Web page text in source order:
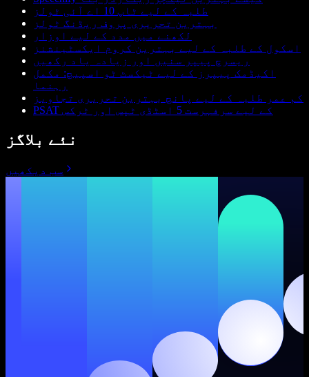
طلبہ کے لیے ٹاپ 10 اے آئی ٹولز
بہترین تحریری پروف ریڈنگ ٹولز
لکھنے میں مدد کے لیے اوزار
اسکول کے طلبہ کے لیے بہترین کروم ایکسٹینشنز
ریسرچ پیپر سنیں اور زیادہ یاد رکھیں
اکیڈمک پیپرز کے لیے ٹیکسٹ ٹو اسپیچ: مکمل
رہنما
کم عمر طلبہ کے لیے پانچ بہترین تحریری تجاویز
PSAT کے لیے سرفہرست 5 اسٹڈی ٹپس اور ٹرکس
نئے بلاگز
سب دیکھیں